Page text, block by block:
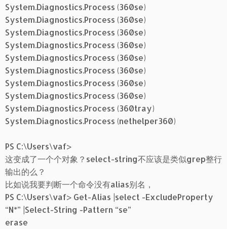
System.Diagnostics.Process (360se)
System.Diagnostics.Process (360se)
System.Diagnostics.Process (360se)
System.Diagnostics.Process (360se)
System.Diagnostics.Process (360se)
System.Diagnostics.Process (360se)
System.Diagnostics.Process (360se)
System.Diagnostics.Process (360se)
System.Diagnostics.Process (360tray)
System.Diagnostics.Process (nethelper360)
PS C:\Users\vaf>
这变成了一个个对象？select-string不应该是类似grep整行
输出的么？
比如说我要判断一个命令没有alias别名，
PS C:\Users\vaf> Get-Alias |select -ExcludeProperty
“N*” |Select-String -Pattern “se”
erase